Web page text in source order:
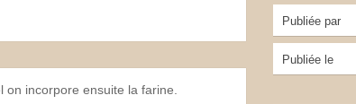
on incorpore ensuite la farine.
Publiée par
Publiée le